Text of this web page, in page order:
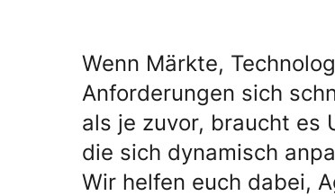
Wenn Märkte,
Anforderungen sich
als je zuvor, braucht es
die sich dynamisch
Wir helfen euch dabei,